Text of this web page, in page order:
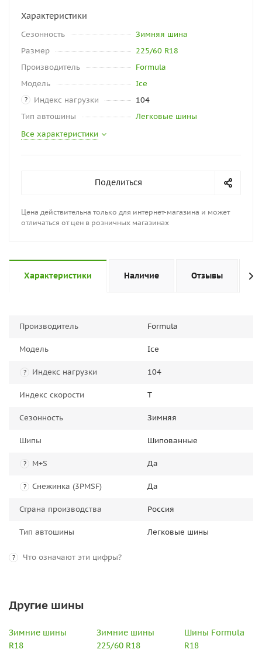
Характеристики
Сезонность
Зимняя шина
Размер
225/60 R18
Производитель
Formula
Модель
Ice
? Индекс нагрузки
104
Тип автошины
Легковые шины
Все характеристики
Поделиться
Цена действительна только для интернет-магазина и может
отличаться от цен в розничных магазинах
Характеристики Наличие Отзывы
Производитель Formula
Модель Ice
? Индекс нагрузки 104
Индекс скорости T
Сезонность Зимняя
Шипы Шипованные
? M+S Да
? Снежинка (3PMSF) Да
Страна производства Россия
Тип автошины Легковые шины
? Что означают эти цифры?
Другие шины
Зимние шины
R18
Зимние шины
225/60 R18
Шины Formula
R18